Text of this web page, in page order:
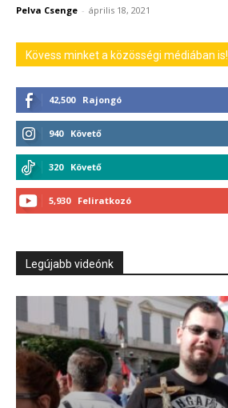
Pelva Csenge - április 18, 2021
Kövess minket a közösségi médiában is!
42,500 Rajongó
940 Követő
320 Követő
5,930 Feliratkozó
Legújabb videónk